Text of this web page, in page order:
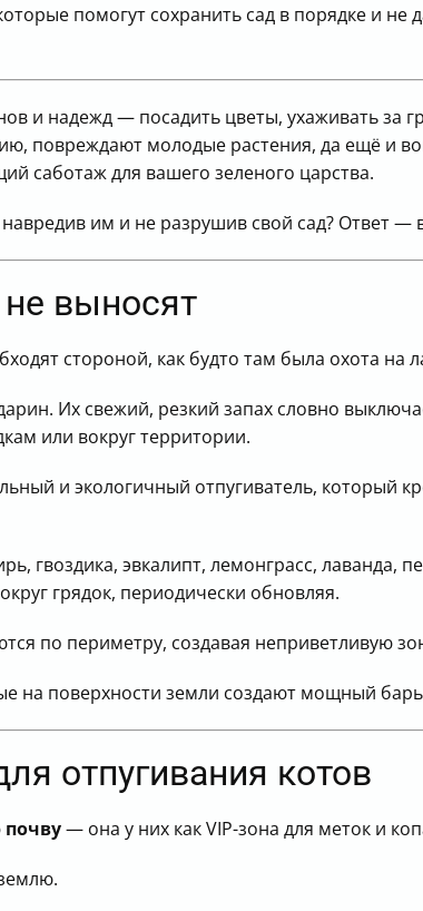
помогут сохранить сад в порядке и
и надежд — посадить цветы, ухаживать за
повреждают молодые растения, да ещё и
саботаж для вашего зеленого царства.
им и не разрушив свой сад? Ответ —
выносят
стороной, как будто там была охота на
Их свежий, резкий запах словно
или вокруг территории.
и экологичный отпугиватель, который
гвоздика, эвкалипт, лемонграсс, лаванда,
грядок, периодически обновляя.
по периметру, создавая неприветливую
на поверхности земли создают мощный
отпугивания котов
почву— она у них как VIP-зона для меток и